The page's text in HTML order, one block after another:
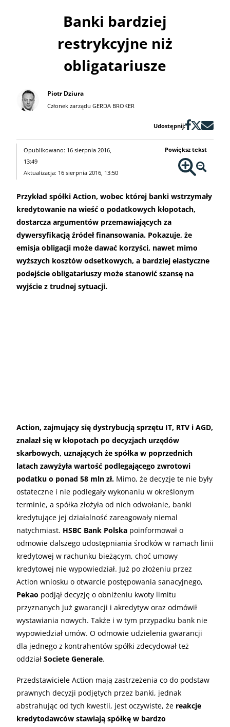
Banki bardziej
restrykcyjne niż
obligatariusze
Piotr Dziura
Członek zarządu GERDA BROKER
Udostępnij:
Opublikowano: 16 sierpnia 2016,
13:49
Aktualizacja: 16 sierpnia 2016, 13:50
Powiększ tekst
Przykład spółki Action, wobec której banki wstrzymały
kredytowanie na wieść o podatkowych kłopotach,
dostarcza argumentów przemawiających za
dywersyfikacją źródeł finansowania. Pokazuje, że
emisja obligacji może dawać korzyści, nawet mimo
wyższych kosztów odsetkowych, a bardziej elastyczne
podejście obligatariuszy może stanowić szansę na
wyjście z trudnej sytuacji.
Action, zajmujący się dystrybucją sprzętu IT, RTV i AGD,
znalazł się w kłopotach po decyzjach urzędów
skarbowych, uznających że spółka w poprzednich
latach zawyżyła wartość podlegającego zwrotowi
podatku o ponad 58 mln zł. Mimo, że decyzje te nie były
ostateczne i nie podlegały wykonaniu w określonym
terminie, a spółka złożyła od nich odwołanie, banki
kredytujące jej działalność zareagowały niemal
natychmiast. HSBC Bank Polska poinformował o
odmowie dalszego udostępniania środków w ramach linii
kredytowej w rachunku bieżącym, choć umowy
kredytowej nie wypowiedział. Już po złożeniu przez
Action wniosku o otwarcie postępowania sanacyjnego,
Pekao podjął decyzję o obniżeniu kwoty limitu
przyznanych już gwarancji i akredytyw oraz odmówił
wystawiania nowych. Także i w tym przypadku bank nie
wypowiedział umów. O odmowie udzielenia gwarancji
dla jednego z kontrahentów spółki zdecydował też
oddział Societe Generale.
Przedstawiciele Action mają zastrzeżenia co do podstaw
prawnych decyzji podjętych przez banki, jednak
abstrahując od tych kwestii, jest oczywiste, że reakcje
kredytodawców stawiają spółkę w bardzo